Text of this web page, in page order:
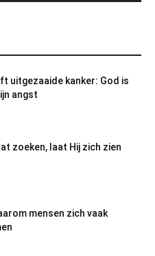
uitgezaaide kanker: God is
angst
zoeken, laat Hij zich zien
mensen zich vaak